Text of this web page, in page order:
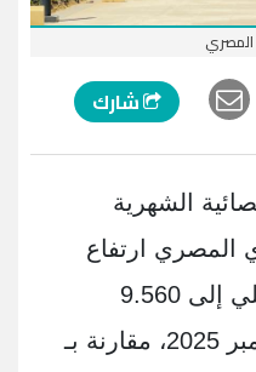
المصري
شارك
الشهرية
المصري ارتفاع
إجمالي ودائع القطاع العائلي إلى 9.560
تريليونات جنيه بنهاية ديسمبر 2025، مقارنة بـ